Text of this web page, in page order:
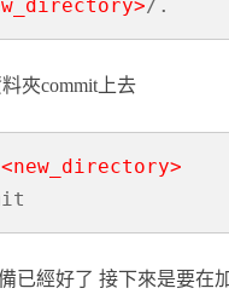
夾commit上去
<new_directory>
已經好了 接下來是要在